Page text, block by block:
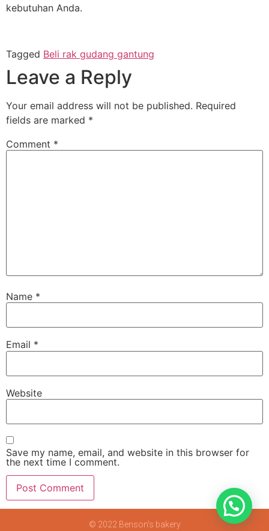
kebutuhan Anda.
Tagged Beli rak gudang gantung
Leave a Reply
Your email address will not be published. Required
fields are marked *
Comment *
Name *
Email *
Website
Save my name, email, and website in this browser for
the next time I comment.
© 2022 Benson’s bakery